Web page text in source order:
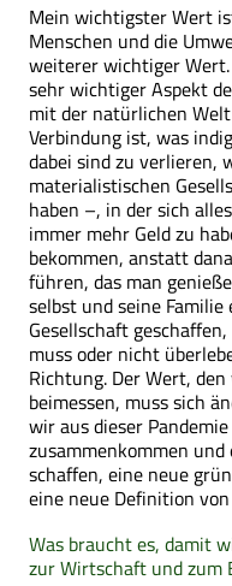
Mein wichtigster Wert
Menschen und die
weiterer wichtiger Wert.
sehr wichtiger Aspekt
mit der natürlichen
Verbindung ist, was
dabei sind zu verlieren,
materialistischen
haben –, in der sich
immer mehr Geld zu
bekommen, anstatt
führen, das man
selbst und seine
Gesellschaft
muss oder nicht
Richtung. Der Wert,
beimessen, muss sich
wir aus dieser
zusammenkommen
schaffen, eine neue
eine neue Definition
Was braucht es, damit
zur Wirtschaft und zum